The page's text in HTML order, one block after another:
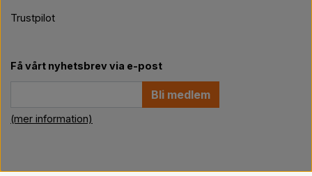
Trustpilot
Få vårt nyhetsbrev via e-post
Bli medlem
(mer information)